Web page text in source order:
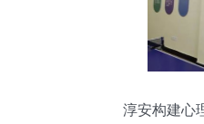
淳安构建心